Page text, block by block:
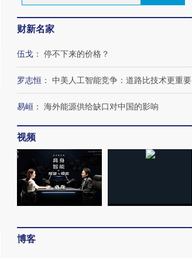
财新名家
伍戈 ： 停不下来的价格？
罗志恒 ： 中美人工智能竞争：道路比技术更重要
易峘 ： 海外能源供给缺口对中国的影响
视频
博客